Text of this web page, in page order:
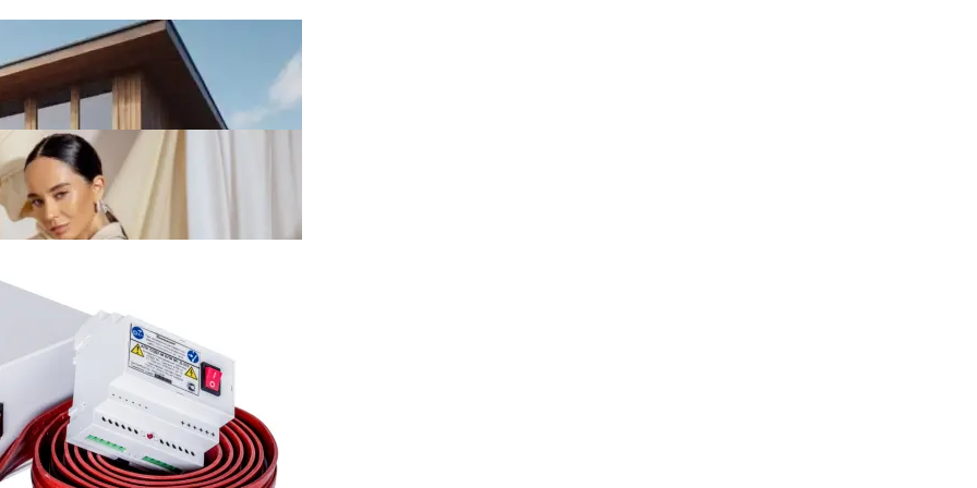
Без Ошибок